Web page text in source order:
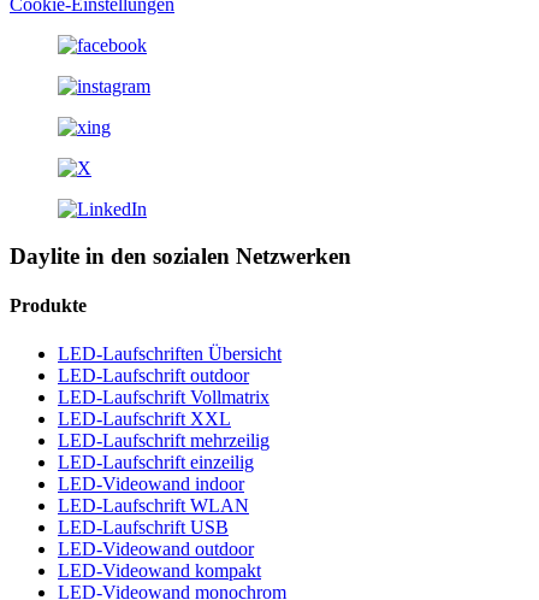
Cookie-Einstellungen
Daylite in den sozialen Netzwerken
Produkte
LED-Laufschriften Übersicht
LED-Laufschrift outdoor
LED-Laufschrift Vollmatrix
LED-Laufschrift XXL
LED-Laufschrift mehrzeilig
LED-Laufschrift einzeilig
LED-Videowand indoor
LED-Laufschrift WLAN
LED-Laufschrift USB
LED-Videowand outdoor
LED-Videowand kompakt
LED-Videowand monochrom